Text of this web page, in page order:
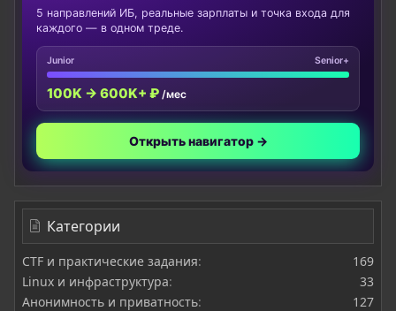
5 направлений ИБ, реальные зарплаты и точка входа для
каждого — в одном треде.
Junior Senior+
100K → 600K+ ₽ /мес
Открыть навигатор →
Категории
CTF и практические задания
169
Linux и инфраструктура
33
Анонимность и приватность
127